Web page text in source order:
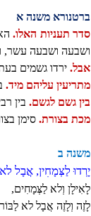
ברטנורא משנה א
סדר תעניות האלו.
ושבעה ושבעה עשר,
אבל. ירדו גשמים
מתריעין עליהם מיד.
בין גשם לגשם. בין
מכת בצורת. סימן
משנה ב
יָרְדוּ לַצְּמָחִין, אֲבָל לא
לָאִילָן וְלא לַצְּמָחִים,
לָזֶה וְלָזֶה אֲבָל לא